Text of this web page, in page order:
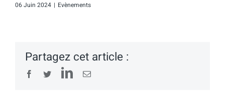
06 Juin 2024 | Evènements
Partagez cet article :
FacebookTwitterLinkedIn
Email